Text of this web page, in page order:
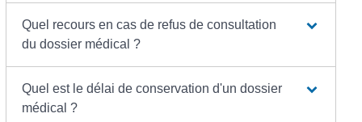
Quel recours en cas de refus de consultation
du dossier médical ?
Quel est le délai de conservation d'un dossier
médical ?